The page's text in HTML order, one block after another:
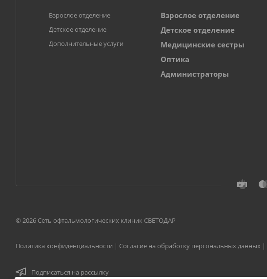
Взрослое отделение
Детское отделение
Дополнительные услуги
Взрослое отделение
Детское отделение
Медицинские сестры
Оптика
Администраторы
© 2026 Сеть офтальмологических клиник СВЕТОДАР
Политика конфиденциальности | Согласие на обработку персональных данных |
Подписаться на рассылку